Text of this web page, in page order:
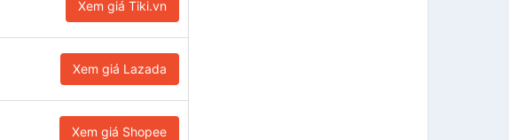
Xem giá Tiki.vn
Xem giá Lazada
Xem giá Shopee